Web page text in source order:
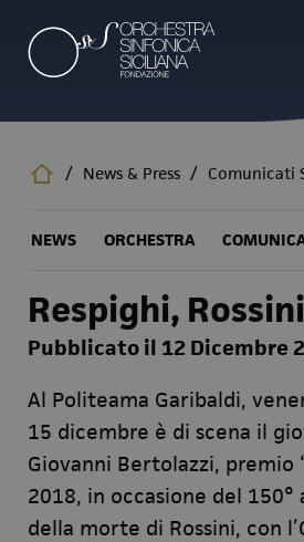
contenuto
principale
/ News & Press / Comunicati
NEWS ORCHESTRA
Respighi,
Pubblicato il 12 Dicembre
Al Politeama Garibaldi,
15 dicembre è di scena il
Giovanni Bertolazzi, premio
2018, in occasione del 150°
della morte di Rossini, con